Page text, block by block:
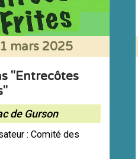
1 mars 2025
"Entrecôtes
de Gurson
: Comité des